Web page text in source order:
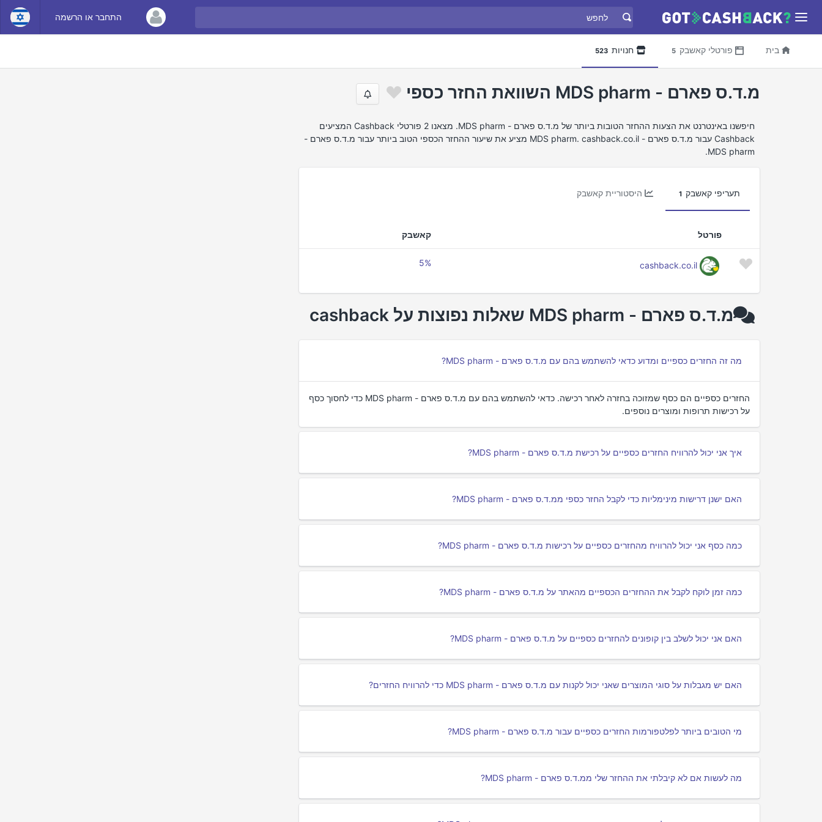
התחבר או הרשמה
בית פורטלי קאשבק 5 חנויות 523
מ.ד.ס פארם - MDS pharm השוואת החזר כספי
חיפשנו באינטרנט את הצעות ההחזר הטובות ביותר של מ.ד.ס פארם - MDS pharm. מצאנו 2 פורטלי Cashback המציעים
Cashback עבור מ.ד.ס פארם - MDS pharm. cashback.co.il מציע את שיעור ההחזר הכספי הטוב ביותר עבור מ.ד.ס פארם -
MDS pharm.
תעריפי קאשבק 1 היסטוריית קאשבק
פורטל קאשבק
cashback.co.il
5%
מ.ד.ס פארם - MDS pharm שאלות נפוצות על cashback
מה זה החזרים כספיים ומדוע כדאי להשתמש בהם עם מ.ד.ס פארם - MDS pharm?
החזרים כספיים הם כסף שמזוכה בחזרה לאחר רכישה. כדאי להשתמש בהם עם מ.ד.ס פארם - MDS pharm כדי לחסוך כסף
על רכישות תרופות ומוצרים נוספים.
איך אני יכול להרוויח החזרים כספיים על רכישת מ.ד.ס פארם - MDS pharm?
האם ישנן דרישות מינימליות כדי לקבל החזר כספי ממ.ד.ס פארם - MDS pharm?
כמה כסף אני יכול להרוויח מהחזרים כספיים על רכישות מ.ד.ס פארם - MDS pharm?
כמה זמן לוקח לקבל את ההחזרים הכספיים מהאתר על מ.ד.ס פארם - MDS pharm?
האם אני יכול לשלב בין קופונים להחזרים כספיים על מ.ד.ס פארם - MDS pharm?
האם יש מגבלות על סוגי המוצרים שאני יכול לקנות עם מ.ד.ס פארם - MDS pharm כדי להרוויח החזרים?
מי הטובים ביותר לפלטפורמות החזרים כספיים עבור מ.ד.ס פארם - MDS pharm?
מה לעשות אם לא קיבלתי את ההחזר שלי ממ.ד.ס פארם - MDS pharm?